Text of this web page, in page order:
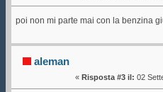
poi non mi parte mai con la benzina
aleman
« Risposta #3 il: 02